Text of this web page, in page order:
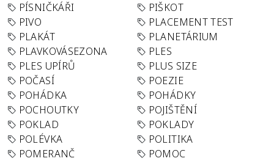
PÍSNIČKÁŘI
PIŠKOT
PIVO
PLACEMENT TEST
PLAKÁT
PLANETÁRIUM
PLAVKOVÁSEZONA
PLES
PLES UPÍRŮ
PLUS SIZE
POČASÍ
POEZIE
POHÁDKA
POHÁDKY
POCHOUTKY
POJIŠTĚNÍ
POKLAD
POKLADY
POLÉVKA
POLITIKA
POMERANČ
POMOC